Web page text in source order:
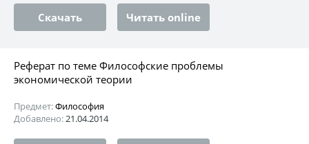
Скачать Читать online
Реферат по теме Философские проблемы
экономической теории
Предмет:Философия
Добавлено:21.04.2014